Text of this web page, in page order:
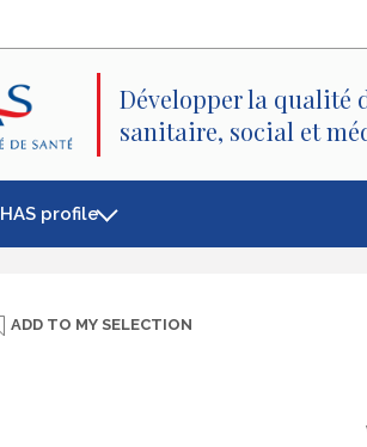
Développer la qualité
sanitaire, social et
HAS profile
ADD TO MY SELECTION